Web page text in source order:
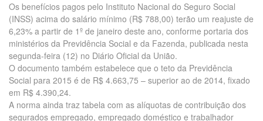
Os benefícios pagos pelo Instituto Nacional do Seguro Social
(INSS) acima do salário mínimo (R$ 788,00) terão um reajuste de
6,23% a partir de 1º de janeiro deste ano, conforme portaria dos
ministérios da Previdência Social e da Fazenda, publicada nesta
segunda-feira (12) no Diário Oficial da União.
O documento também estabelece que o teto da Previdência
Social para 2015 é de R$ 4.663,75 – superior ao de 2014, fixado
em R$ 4.390,24.
A norma ainda traz tabela com as alíquotas de contribuição dos
segurados empregado, empregado doméstico e trabalhador